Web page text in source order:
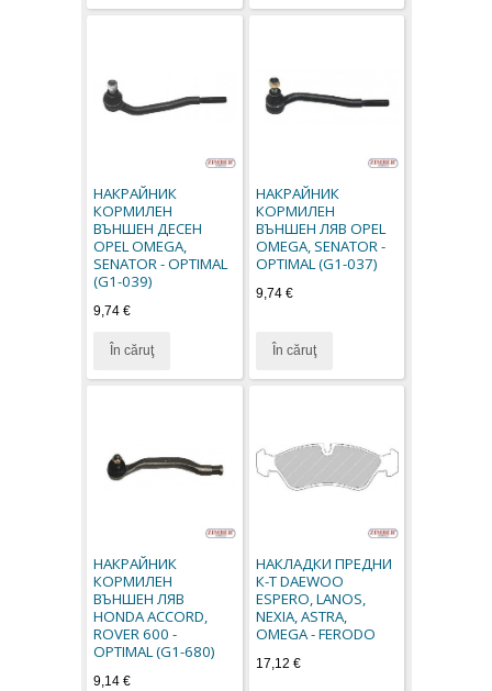
НАКРАЙНИК
КОРМИЛЕН
ВЪНШЕН ДЕСЕН
OPEL OMEGA,
SENATOR - OPTIMAL
(G1-039)
9,74 €
În căruţ
НАКРАЙНИК
КОРМИЛЕН
ВЪНШЕН ЛЯВ OPEL
OMEGA, SENATOR -
OPTIMAL (G1-037)
9,74 €
În căruţ
НАКРАЙНИК
КОРМИЛЕН
ВЪНШЕН ЛЯВ
HONDA ACCORD,
ROVER 600 -
OPTIMAL (G1-680)
9,14 €
НАКЛАДКИ ПРЕДНИ
К-Т DAEWOO
ESPERO, LANOS,
NEXIA, ASTRA,
OMEGA - FERODO
17,12 €